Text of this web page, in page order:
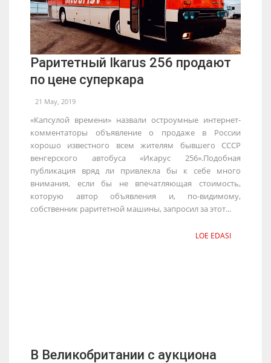
Раритетный Ikarus 256 продают
по цене суперкара
21 May, 2019
«Капсулой времени» назвали остроумные интернет-
комментаторы объявление о продаже в России
хорошо известного всем жителям бывшего СССР
венгерского автобуса «Икарус 256».Подобная
публикация вряд ли привлекла бы к себе много
внимания, если бы не впечатляющая стоимость,
которую автор объявления и, по-видимому,
собственник раритетной машины, запросил за этот...
LOE EDASI
В Великобритании с аукциона